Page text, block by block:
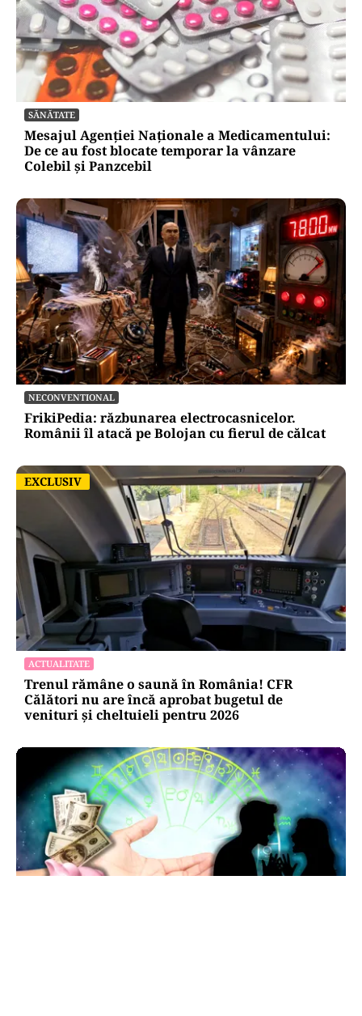
SĂNĂTATE
Mesajul Agenției Naționale a Medicamentului:
De ce au fost blocate temporar la vânzare
Colebil și Panzcebil
NECONVENTIONAL
FrikiPedia: răzbunarea electrocasnicelor.
Românii îl atacă pe Bolojan cu fierul de călcat
EXCLUSIV
EXCLUSIV
ACTUALITATE
Trenul rămâne o saună în România! CFR
Călători nu are încă aprobat bugetul de
venituri și cheltuieli pentru 2026